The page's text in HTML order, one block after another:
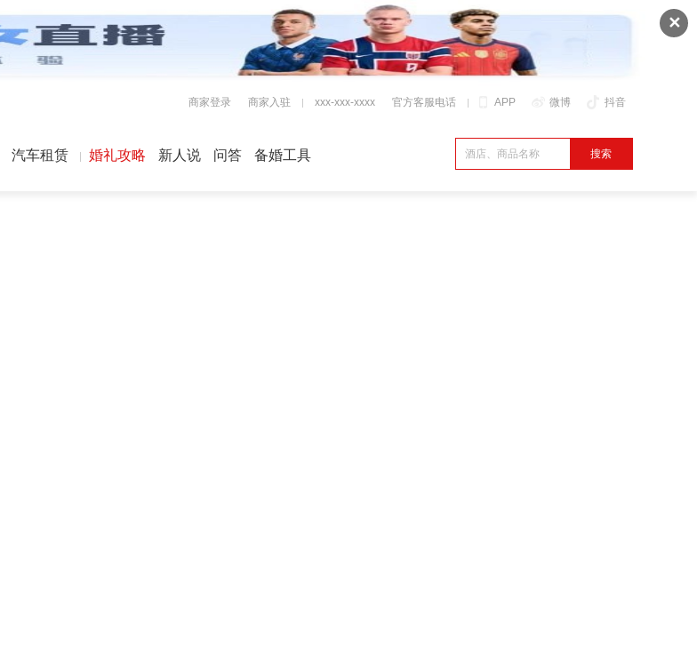
✕
APP 微博 抖音
商家登录 商家入驻 xxx-xxx-xxxx 官方客服电话
汽车租赁 婚礼攻略 新人说 问答 备婚工具